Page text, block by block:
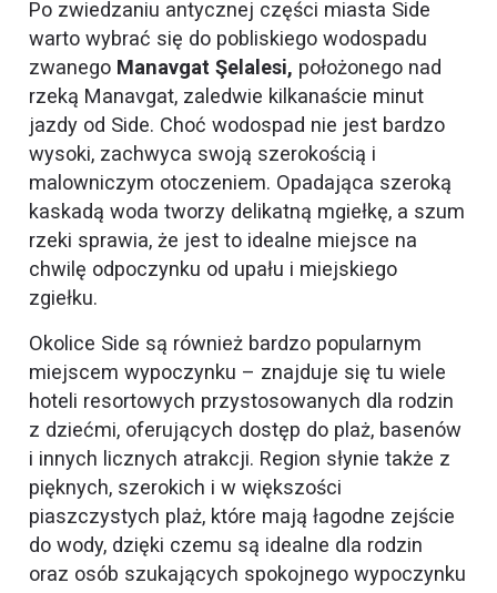
Po zwiedzaniu antycznej części miasta Side
warto wybrać się do pobliskiego wodospadu
zwanego Manavgat Şelalesi, położonego nad
rzeką Manavgat, zaledwie kilkanaście minut
jazdy od Side. Choć wodospad nie jest bardzo
wysoki, zachwyca swoją szerokością i
malowniczym otoczeniem. Opadająca szeroką
kaskadą woda tworzy delikatną mgiełkę, a szum
rzeki sprawia, że jest to idealne miejsce na
chwilę odpoczynku od upału i miejskiego
zgiełku.
Okolice Side są również bardzo popularnym
miejscem wypoczynku – znajduje się tu wiele
hoteli resortowych przystosowanych dla rodzin
z dziećmi, oferujących dostęp do plaż, basenów
i innych licznych atrakcji. Region słynie także z
pięknych, szerokich i w większości
piaszczystych plaż, które mają łagodne zejście
do wody, dzięki czemu są idealne dla rodzin
oraz osób szukających spokojnego wypoczynku